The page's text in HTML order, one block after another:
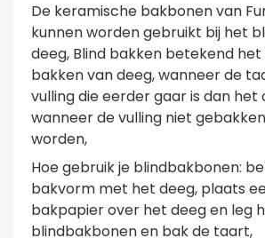
De keramische bakbonen van
kunnen worden gebruikt bij het
deeg, Blind bakken betekend
bakken van deeg, wanneer de
vulling die eerder gaar is dan het
wanneer de vulling niet
worden,
Hoe gebruik je blindbakbonen:
bakvorm met het deeg, plaats
bakpapier over het deeg en leg
blindbakbonen en bak de taart,